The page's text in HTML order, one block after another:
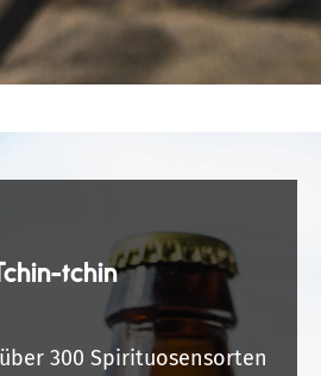
tchin
300 Spirituosensorten